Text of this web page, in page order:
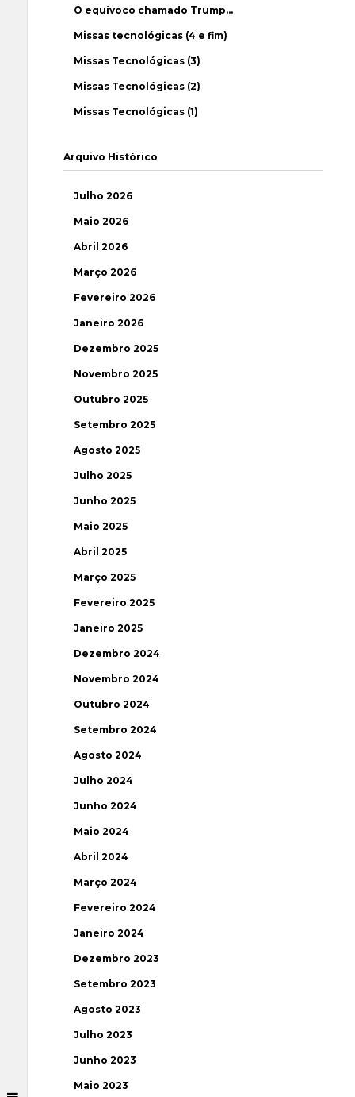
O equívoco chamado Trump…
Missas tecnológicas (4 e fim)
Missas Tecnológicas (3)
Missas Tecnológicas (2)
Missas Tecnológicas (1)
Arquivo Histórico
Julho 2026
Maio 2026
Abril 2026
Março 2026
Fevereiro 2026
Janeiro 2026
Dezembro 2025
Novembro 2025
Outubro 2025
Setembro 2025
Agosto 2025
Julho 2025
Junho 2025
Maio 2025
Abril 2025
Março 2025
Fevereiro 2025
Janeiro 2025
Dezembro 2024
Novembro 2024
Outubro 2024
Setembro 2024
Agosto 2024
Julho 2024
Junho 2024
Maio 2024
Abril 2024
Março 2024
Fevereiro 2024
Janeiro 2024
Dezembro 2023
Setembro 2023
Agosto 2023
Julho 2023
Junho 2023
Maio 2023